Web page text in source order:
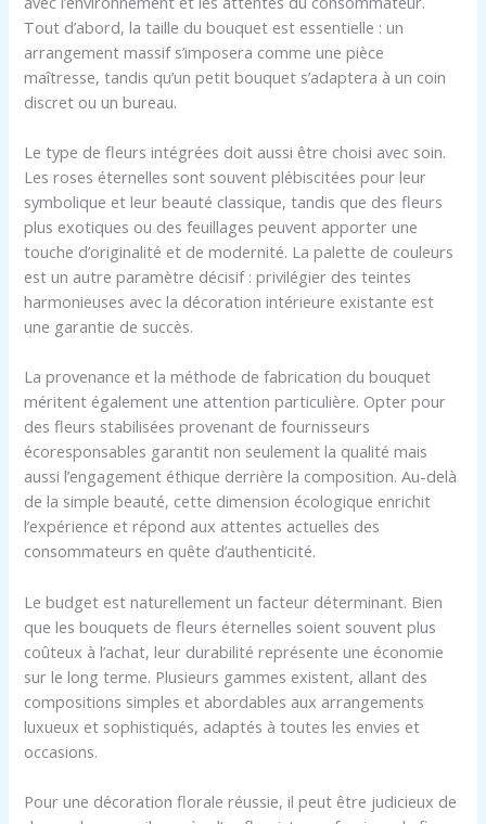
Tout d’abord, la taille du bouquet est essentielle : un
arrangement massif s’imposera comme une pièce
maîtresse, tandis qu’un petit bouquet s’adaptera à un coin
discret ou un bureau.
Le type de fleurs intégrées doit aussi être choisi avec soin.
Les roses éternelles sont souvent plébiscitées pour leur
symbolique et leur beauté classique, tandis que des fleurs
plus exotiques ou des feuillages peuvent apporter une
touche d’originalité et de modernité. La palette de couleurs
est un autre paramètre décisif : privilégier des teintes
harmonieuses avec la décoration intérieure existante est
une garantie de succès.
La provenance et la méthode de fabrication du bouquet
méritent également une attention particulière. Opter pour
des fleurs stabilisées provenant de fournisseurs
écoresponsables garantit non seulement la qualité mais
aussi l’engagement éthique derrière la composition. Au-delà
de la simple beauté, cette dimension écologique enrichit
l’expérience et répond aux attentes actuelles des
consommateurs en quête d’authenticité.
Le budget est naturellement un facteur déterminant. Bien
que les bouquets de fleurs éternelles soient souvent plus
coûteux à l’achat, leur durabilité représente une économie
sur le long terme. Plusieurs gammes existent, allant des
compositions simples et abordables aux arrangements
luxueux et sophistiqués, adaptés à toutes les envies et
occasions.
Pour une décoration florale réussie, il peut être judicieux de